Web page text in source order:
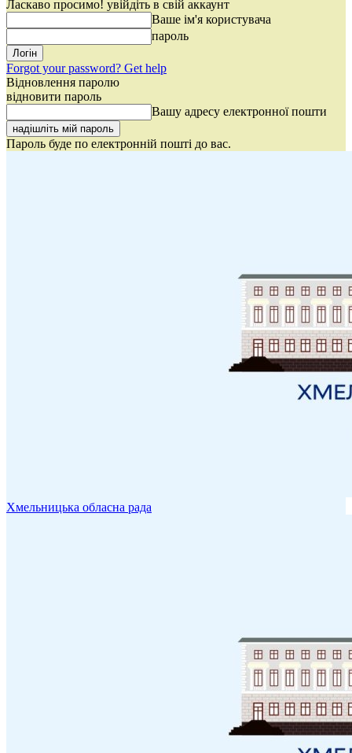
Ласкаво просимо! увійдіть в свій аккаунт
Ваше ім'я користувача
пароль
Forgot your password? Get help
Відновлення паролю
відновити пароль
Вашу адресу електронної пошти
Пароль буде по електронній пошті до вас.
Хмельницька обласна рада